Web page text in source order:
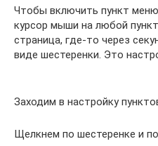
Чтобы включить пункт
курсор мыши на любой
страница, где-то через
виде шестеренки. Это
Заходим в настройку
Щелкнем по шестеренке и